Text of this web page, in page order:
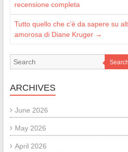
recensione completa
Tutto quello che c’è da sapere su
amorosa di Diane Kruger →
Search
ARCHIVES
June 2026
May 2026
April 2026